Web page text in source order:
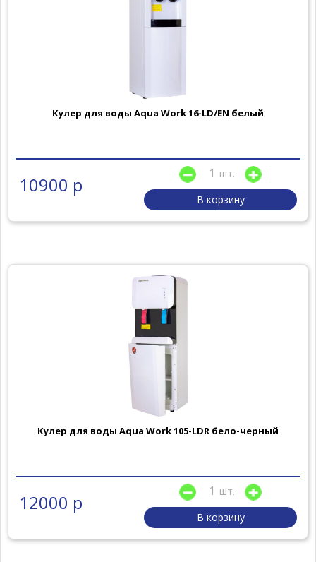
Кулер для воды Aqua Work 16-LD/EN белый
10900 р
шт.
В корзину
Кулер для воды Aqua Work 105-LDR бело-черный
12000 р
шт.
В корзину